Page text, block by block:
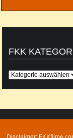
FKK
FKK